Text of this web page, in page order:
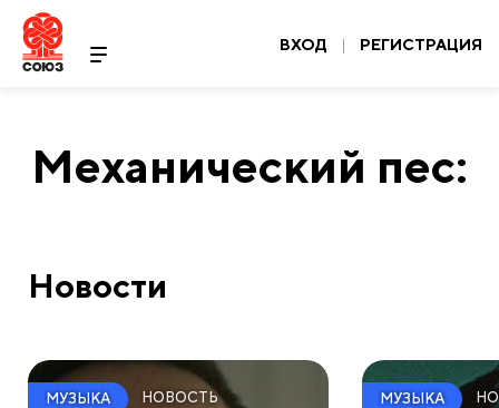
ВХОД | РЕГИСТРАЦИЯ
Механический пес:
Новости
МУЗЫКА НОВОСТЬ МУЗЫКА